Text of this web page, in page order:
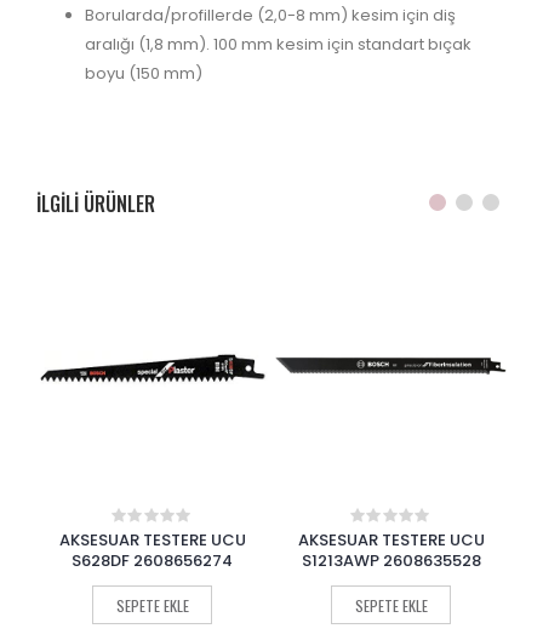
Borularda/profillerde (2,0-8 mm) kesim için diş
aralığı (1,8 mm). 100 mm kesim için standart bıçak
boyu (150 mm)
ILGILI ÜRÜNLER
0
out
of
5
AKSESUAR TESTERE UCU
S1213AWP 2608635528
SEPETE EKLE
0
out
of
5
AKSESUAR DELİK AÇMA
TESTERESİ ADAPTÖRÜ HSS Bİ-
METAL
SEPETE EKLE